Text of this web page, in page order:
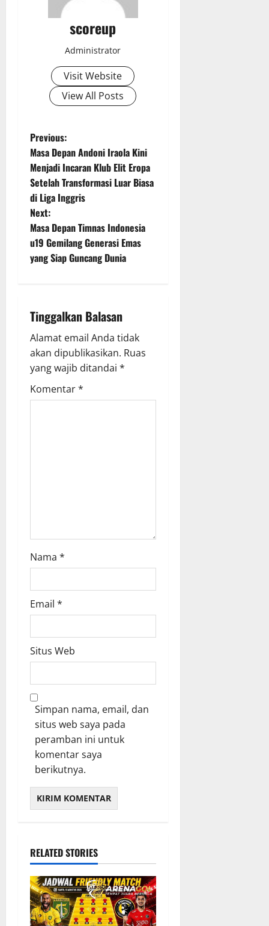
scoreup
Administrator
Visit Website
View All Posts
P
o
s
t
n
a
i
g
a
t
Previous:
Masa Depan Andoni Iraola Kini
Menjadi Incaran Klub Elit Eropa
Setelah Transformasi Luar Biasa
di Liga Inggris
Next:
Masa Depan Timnas Indonesia
u19 Gemilang Generasi Emas
yang Siap Guncang Dunia
Tinggalkan Balasan
Alamat email Anda tidak
akan dipublikasikan. Ruas
yang wajib ditandai *
Komentar*
Nama *
Email *
Situs Web
Simpan nama, email, dan
situs web saya pada
peramban ini untuk
komentar saya
berikutnya.
RELATED STORIES